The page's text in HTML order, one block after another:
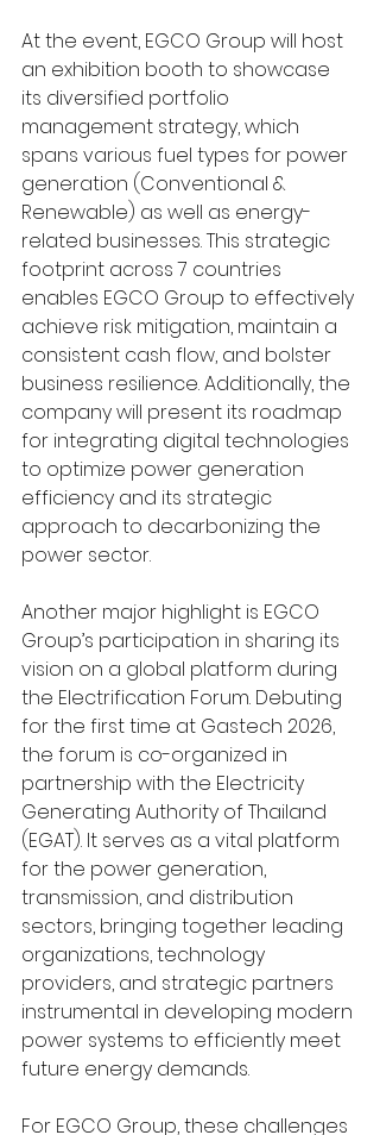
At the event, EGCO Group will host
an exhibition booth to showcase
its diversified portfolio
management strategy, which
spans various fuel types for power
generation (Conventional &
Renewable) as well as energy-
related businesses. This strategic
footprint across 7 countries
enables EGCO Group to effectively
achieve risk mitigation, maintain a
consistent cash flow, and bolster
business resilience. Additionally, the
company will present its roadmap
for integrating digital technologies
to optimize power generation
efficiency and its strategic
approach to decarbonizing the
power sector.
Another major highlight is EGCO
Group’s participation in sharing its
vision on a global platform during
the Electrification Forum. Debuting
for the first time at Gastech 2026,
the forum is co-organized in
partnership with the Electricity
Generating Authority of Thailand
(EGAT). It serves as a vital platform
for the power generation,
transmission, and distribution
sectors, bringing together leading
organizations, technology
providers, and strategic partners
instrumental in developing modern
power systems to efficiently meet
future energy demands.
For EGCO Group, these challenges